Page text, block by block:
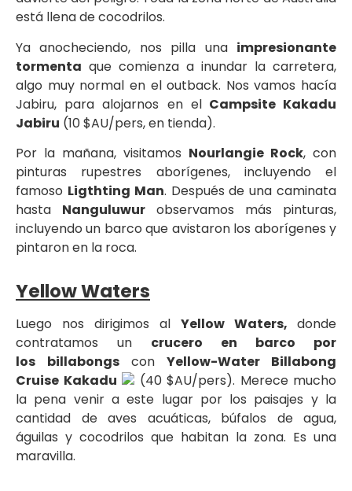
está llena de cocodrilos.
Ya anocheciendo, nos pilla una impresionante
tormenta que comienza a inundar la carretera,
algo muy normal en el outback. Nos vamos hacía
Jabiru, para alojarnos en elCampsite Kakadu
Jabiru (10 $AU/pers, en tienda).
Por la mañana, visitamos Nourlangie Rock, con
pinturas rupestres aborígenes, incluyendo el
famoso Ligthting Man. Después de una caminata
hasta Nanguluwur observamos más pinturas,
incluyendo un barco que avistaron los aborígenes y
pintaron en la roca.
Yellow Waters
Luego nos dirigimos al Yellow Waters, donde
contratamos un crucero en barco por
los
billabongs con Yellow-Water Billabong
Cruise Kakadu
(40 $AU/pers). Merece mucho
la pena venir a este lugar por los paisajes y la
cantidad de aves acuáticas, búfalos de agua,
águilas y cocodrilos que habitan la zona. Es una
maravilla.